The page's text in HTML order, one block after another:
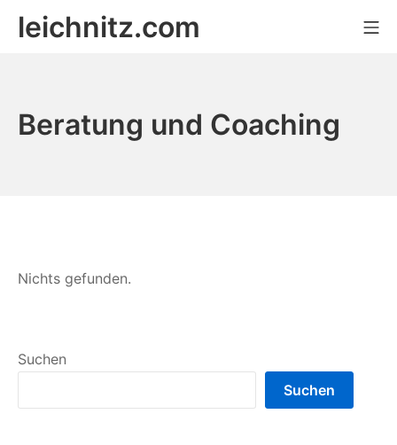
Inhaltleichnitz.com
Beratung und Coaching
Nichts gefunden.
Suchen
Suchen